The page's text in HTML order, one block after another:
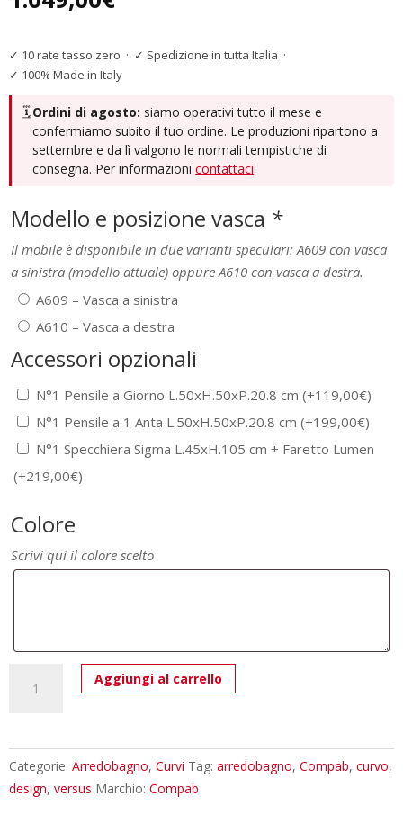
✓ 10 rate tasso zero · ✓ Spedizione in tutta Italia ·
✓ 100% Made in Italy
🗓️Ordini di agosto: siamo operativi tutto il mese e
confermiamo subito il tuo ordine. Le produzioni ripartono a
settembre e da lì valgono le normali tempistiche di
consegna. Per informazionicontattaci.
Modello e posizione vasca *
Il mobile è disponibile in due varianti speculari: A609 con vasca
a sinistra (modello attuale) oppure A610 con vasca a destra.
A609 – Vasca a sinistra
A610 – Vasca a destra
Accessori opzionali
N°1 Pensile a Giorno L.50xH.50xP.20.8 cm (+119,00€)
N°1 Pensile a 1 Anta L.50xH.50xP.20.8 cm (+199,00€)
N°1 Specchiera Sigma L.45xH.105 cm + Faretto Lumen
(+219,00€)
Colore
Scrivi qui il colore scelto
Bagno
BD025
A609
Aggiungi al carrello
Categorie: Arredobagno, Curvi Tag: arredobagno, Compab, curvo,
design, versus Marchio: Compab